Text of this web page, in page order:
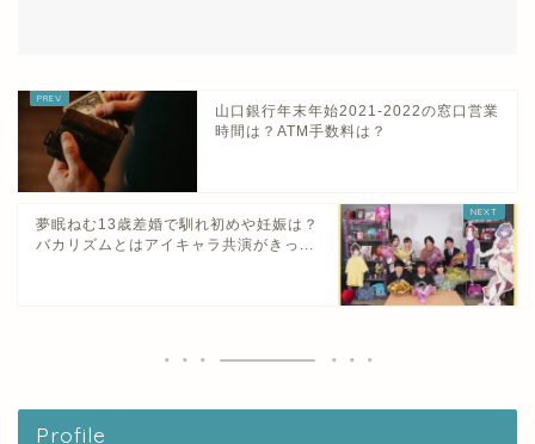
山口銀行年末年始2021-2022の窓口営業
時間は？ATM手数料は？
夢眠ねむ13歳差婚で馴れ初めや妊娠は？
バカリズムとはアイキャラ共演がきっ...
Profile